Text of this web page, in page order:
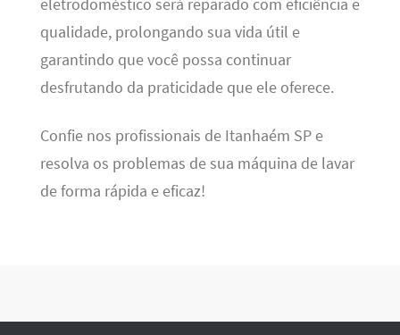
eletrodoméstico será reparado com eficiência e
qualidade, prolongando sua vida útil e
garantindo que você possa continuar
desfrutando da praticidade que ele oferece.
Confie nos profissionais de Itanhaém SP e
resolva os problemas de sua máquina de lavar
de forma rápida e eficaz!